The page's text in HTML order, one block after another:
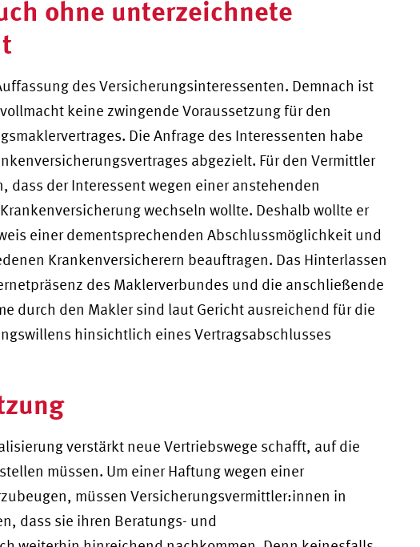
ohne unterzeichnete
des Versicherungsinteressenten. Demnach ist
keine zwingende Voraussetzung für den
Die Anfrage des Interessenten habe
abgezielt. Für den Vermittler
dass der Interessent wegen einer anstehenden
wechseln wollte. Deshalb wollte er
einer dementsprechenden Abschlussmöglichkeit und
Krankenversicherern beauftragen. Das Hinterlassen
des Maklerverbundes und die anschließende
durch den Makler sind laut Gericht ausreichend für die
hinsichtlich eines Vertragsabschlusses
verstärkt neue Vertriebswege schafft, auf die
müssen. Um einer Haftung wegen einer
müssen Versicherungsvermittler:innen in
dass sie ihren Beratungs- und